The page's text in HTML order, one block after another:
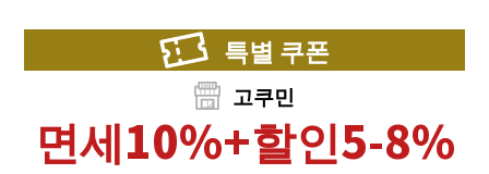
특별 쿠폰
고쿠민
면세10%+할인5-8%